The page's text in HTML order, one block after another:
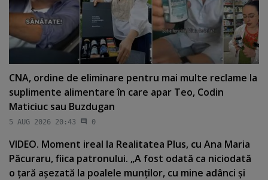
CNA, ordine de eliminare pentru mai multe reclame la
suplimente alimentare în care apar Teo, Codin
Maticiuc sau Buzdugan
5 AUG 2026 20:43 0
VIDEO. Moment ireal la Realitatea Plus, cu Ana Maria
Păcuraru, fiica patronului. „A fost odată ca niciodată
o ţară aşezată la poalele munţilor, cu mine adânci şi